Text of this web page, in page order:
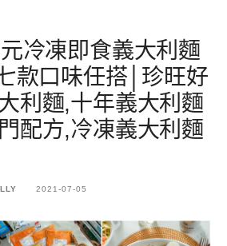
冷凍即食義大利麵
款口味任搭│珍旺好
利麵,十年義大利麵
配方,冷凍義大利麵
2021-07-05